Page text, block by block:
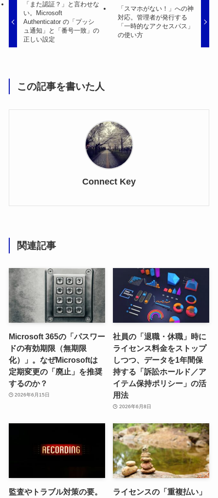
「また認証？」と言わせな
い。Microsoft
Authenticator の「プッシ
ュ通知」と「番号一致」の
正しい設定
「スマホがない！」への神
対応。管理者が発行する
「一時的なアクセスパス」
の使い方
この記事を書いた人
Connect Key
関連記事
Microsoft 365の「パスワー
ドの有効期限（無期限
化）」。なぜMicrosoftは
定期変更の「廃止」を推奨
するのか？
2026年6月15日
社員の「退職・休職」時に
ライセンス料金をストップ
しつつ、データを1年間保
持する「訴訟ホールド／ア
イテム保持ポリシー」の活
用法
2026年6月8日
監査やトラブル対策の要。
ライセンスの「重複払い」